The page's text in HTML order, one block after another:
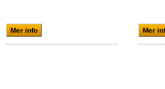
Mer info Mer